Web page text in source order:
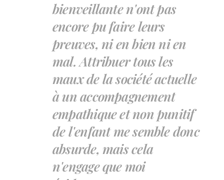
bienveillante n'ont pas
encore pu faire leurs
preuves, ni en bien ni en
mal. Attribuer tous les
maux de la société actuelle
à un accompagnement
empathique et non punitif
de l'enfant me semble donc
absurde, mais cela
n'engage que moi